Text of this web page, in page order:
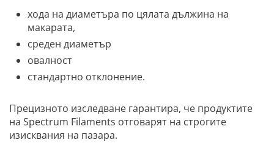
хода на диаметъра по цялата дължина на
макарата,
среден диаметър
овалност
стандартно отклонение.
Прецизното изследване гарантира, че продуктите
на Spectrum Filaments отговарят на строгите
изисквания на пазара.